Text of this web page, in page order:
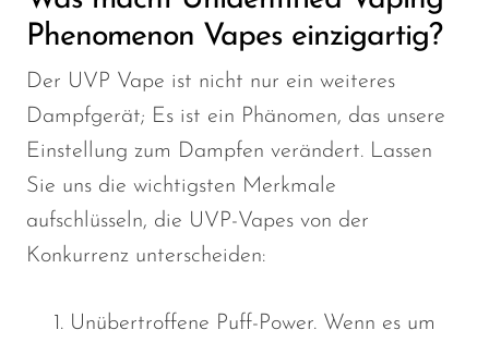
Phenomenon Vapes einzigartig?
Der UVP Vape ist nicht nur ein weiteres
Dampfgerät; Es ist ein Phänomen, das unsere
Einstellung zum Dampfen verändert. Lassen
Sie uns die wichtigsten Merkmale
aufschlüsseln, die UVP-Vapes von der
Konkurrenz unterscheiden:
Unübertroffene Puff-Power. Wenn es um